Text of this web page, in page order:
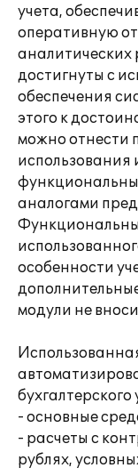
учета,
оперативную
аналитических
достигнуты с
обеспечения
этого к
можно отнести
использования
аналогами
особенности
модули не
бухгалтерского
- основные
- расчеты с
рублях,